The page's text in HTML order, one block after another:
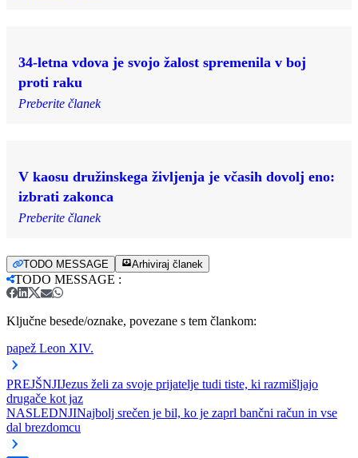
34-letna vdova je svojo žalost spremenila v boj
proti raku
Preberite članek
V kaosu družinskega življenja je včasih dovolj eno:
izbrati zakonca
Preberite članek
TODO MESSAGE Arhiviraj članek
TODO MESSAGE :
Ključne besede/oznake, povezane s tem člankom:
papež Leon XIV.
PREJŠNJIJezus želi za svoje prijatelje tudi tiste, ki razmišljajo
drugače kot jaz
NASLEDNJINajbolj srečen je bil, ko je zaprl bančni račun in vse
dal brezdomcu